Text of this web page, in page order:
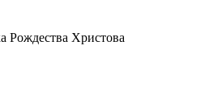
Рождества Христова